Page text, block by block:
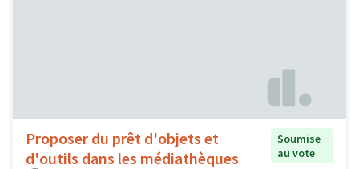
Proposer du prêt d'objets et
d'outils dans les médiathèques
Soumise
au vote